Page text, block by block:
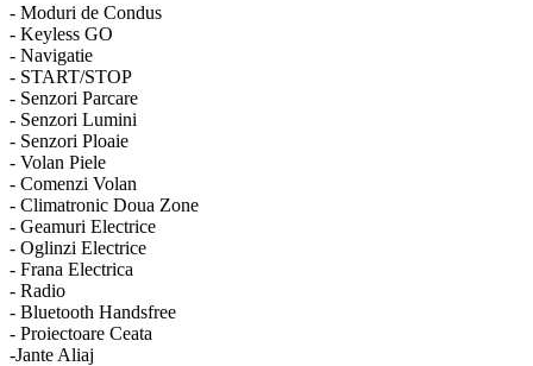
- Moduri de Condus
- Keyless GO
- Navigatie
- START/STOP
- Senzori Parcare
- Senzori Lumini
- Senzori Ploaie
- Volan Piele
- Comenzi Volan
- Climatronic Doua Zone
- Geamuri Electrice
- Oglinzi Electrice
- Frana Electrica
- Radio
- Bluetooth Handsfree
- Proiectoare Ceata
-Jante Aliaj